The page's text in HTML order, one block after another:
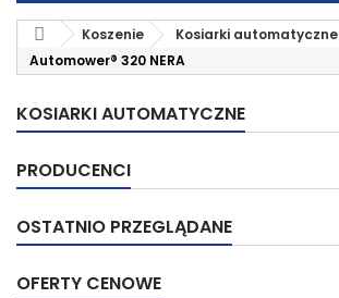
Koszenie Kosiarki automatyczne
Automower® 320 NERA
KOSIARKI AUTOMATYCZNE
PRODUCENCI
OSTATNIO PRZEGLĄDANE
OFERTY CENOWE